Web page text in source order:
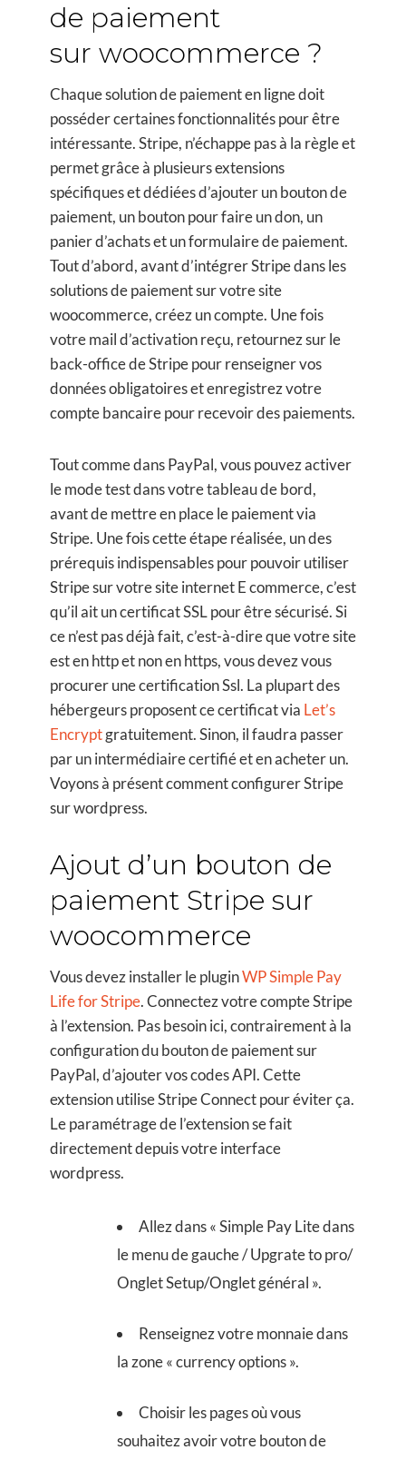
de paiement
sur woocommerce ?
Chaque solution de paiement en ligne doit
posséder certaines fonctionnalités pour être
intéressante. Stripe, n’échappe pas à la règle et
permet grâce à plusieurs extensions
spécifiques et dédiées d’ajouter un bouton de
paiement, un bouton pour faire un don, un
panier d’achats et un formulaire de paiement.
Tout d’abord, avant d’intégrer Stripe dans les
solutions de paiement sur votre site
woocommerce, créez un compte. Une fois
votre mail d’activation reçu, retournez sur le
back-office de Stripe pour renseigner vos
données obligatoires et enregistrez votre
compte bancaire pour recevoir des paiements.
Tout comme dans PayPal, vous pouvez activer
le mode test dans votre tableau de bord,
avant de mettre en place le paiement via
Stripe. Une fois cette étape réalisée, un des
prérequis indispensables pour pouvoir utiliser
Stripe sur votre site internet E commerce, c’est
qu’il ait un certificat SSL pour être sécurisé. Si
ce n’est pas déjà fait, c’est-à-dire que votre site
est en http et non en https, vous devez vous
procurer une certification Ssl. La plupart des
hébergeurs proposent ce certificat via Let’s
Encryptgratuitement. Sinon, il faudra passer
par un intermédiaire certifié et en acheter un.
Voyons à présent comment configurer Stripe
sur wordpress.
Ajout d’un bouton de
paiement Stripe sur
woocommerce
Vous devez installer le pluginWP Simple Pay
Life for Stripe. Connectez votre compte Stripe
à l’extension. Pas besoin ici, contrairement à la
configuration du bouton de paiement sur
PayPal, d’ajouter vos codes API. Cette
extension utilise Stripe Connect pour éviter ça.
Le paramétrage de l’extension se fait
directement depuis votre interface
wordpress.
Allez dans « Simple Pay Lite dans
le menu de gauche / Upgrate to pro/
Onglet Setup/Onglet général ».
Renseignez votre monnaie dans
la zone « currency options ».
Choisir les pages où vous
souhaitez avoir votre bouton de